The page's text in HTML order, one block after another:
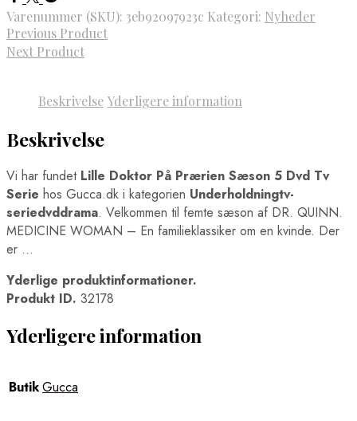
Varenummer (SKU): 3eb92097923c Kategori: Nyheder
Previous Product
Next Product
Beskrivelse Yderligere information
Beskrivelse
Vi har fundet Lille Doktor På Prærien Sæson 5 Dvd Tv
Serie hos Gucca.dk i kategorien Underholdningtv-
seriedvddrama. Velkommen til femte sæson af DR. QUINN.
MEDICINE WOMAN – En familieklassiker om en kvinde. Der
er …
Yderlige produktinformationer.
Produkt ID. 32178
Yderligere information
ButikGucca